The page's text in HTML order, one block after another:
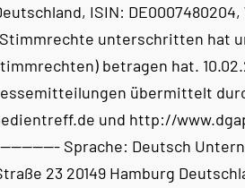
ISIN: DE0007480204,
unterschritten hat
betragen hat.
übermittelt
und http://
Sprache: Deutsch
23 20149 Hamburg